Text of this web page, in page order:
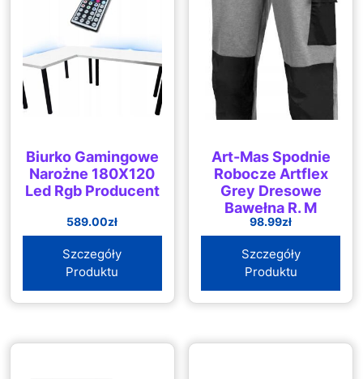
Biurko Gamingowe
Narożne 180X120
Led Rgb Producent
589.00zł
Szczegóły
Produktu
Art-Mas Spodnie
Robocze Artflex
Grey Dresowe
Bawełna R. M
98.99zł
Szczegóły
Produktu